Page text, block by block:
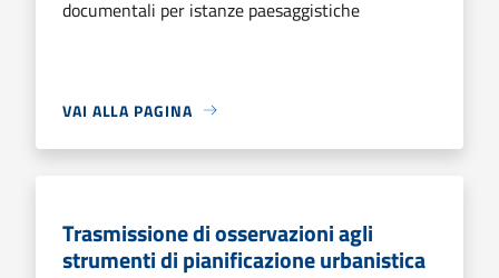
documentali per istanze paesaggistiche
VAI ALLA PAGINA
Trasmissione di osservazioni agli
strumenti di pianificazione urbanistica